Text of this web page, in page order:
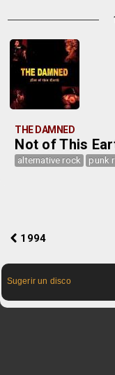
THE DAMNED
Not of This
alternative rock punk
1994
Sugerir un disco